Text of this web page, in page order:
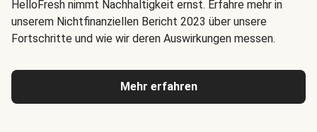
HelloFresh nimmt Nachhaltigkeit ernst. Erfahre mehr in
unserem Nichtfinanziellen Bericht 2023 über unsere
Fortschritte und wie wir deren Auswirkungen messen.
Mehr erfahren